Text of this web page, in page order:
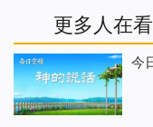
更多人在看
今